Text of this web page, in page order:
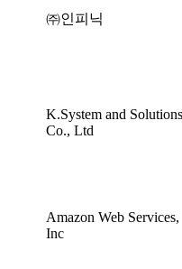
㈜인피닉
K.System and Solutions
Co., Ltd
Amazon Web Services,
Inc